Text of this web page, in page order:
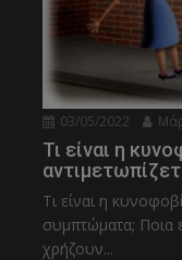
03/05/2022
Τι είναι η
Τι είναι η
συμπτώματα; Ποια
χρήζουν...